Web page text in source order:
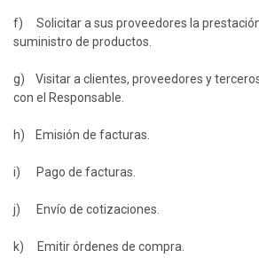
f) Solicitar a sus proveedores la
suministro de productos.
g) Visitar a clientes, proveedores y
con el Responsable.
h) Emisión de facturas.
i) Pago de facturas.
j) Envío de cotizaciones.
k) Emitir órdenes de compra.